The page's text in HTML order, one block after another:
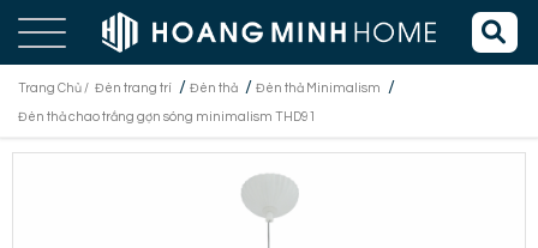
Trang Chủ / Đèn trang trí / Đèn thả / Đèn thả Minimalism /
Đèn thả chao trắng gợn sóng minimalism THD91